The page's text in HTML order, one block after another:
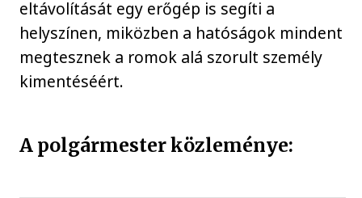
eltávolítását egy erőgép is segíti a
helyszínen, miközben a hatóságok mindent
megtesznek a romok alá szorult személy
kimentéséért.
A polgármester közleménye: